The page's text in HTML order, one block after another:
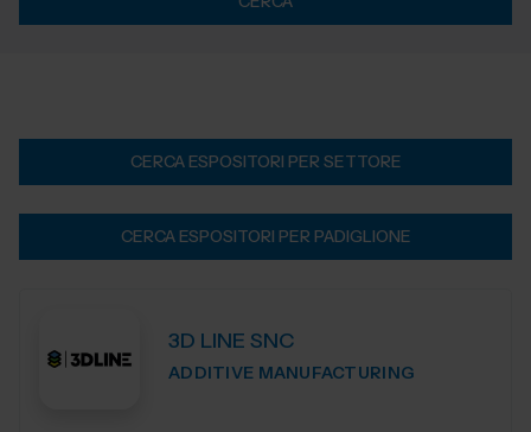
CERCA ESPOSITORI PER SETTORE
CERCA ESPOSITORI PER PADIGLIONE
3D LINE SNC
ADDITIVE MANUFACTURING